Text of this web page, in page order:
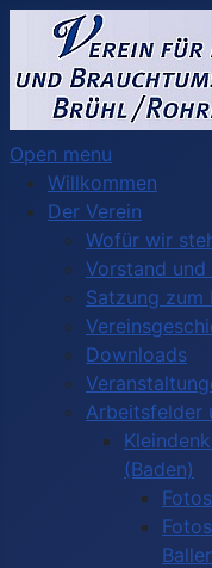
Open menu
Willkommen
Der Verein
Wofür wir
Vorstand und
Satzung zum
Downloads
Arbeitsfelder
(Baden)